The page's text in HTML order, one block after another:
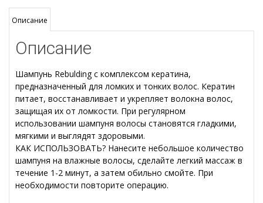
Описание
Описание
Шампунь Rebulding с комплексом кератина,
предназначенный для ломких и тонких волос. Кератин
питает, восстанавливает и укрепляет волокна волос,
защищая их от ломкости. При регулярном
использовании шампуня волосы становятся гладкими,
мягкими и выглядят здоровыми.
КАК ИСПОЛЬЗОВАТЬ? Нанесите небольшое количество
шампуня на влажные волосы, сделайте легкий массаж в
течение 1-2 минут, а затем обильно смойте. При
необходимости повторите операцию.